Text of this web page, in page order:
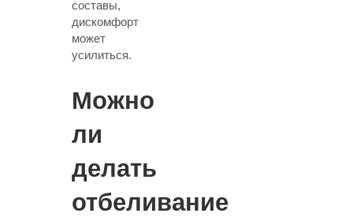
составы,
дискомфорт
может
усилиться.
Можно
ли
делать
отбеливание